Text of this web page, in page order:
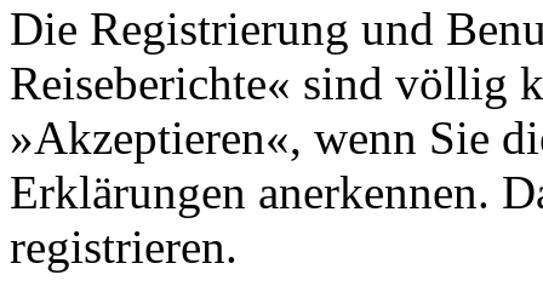
Die Registrierung und
Reiseberichte« sind völlig
»Akzeptieren«, wenn Sie
Erklärungen anerkennen.
registrieren.